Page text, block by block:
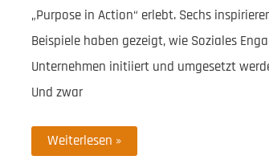
„Purpose in Action“ erlebt. Sechs
Beispiele haben gezeigt, wie Soziales
Unternehmen initiiert und umgesetzt
Und zwar
„Purpose
in
Weiterlesen »